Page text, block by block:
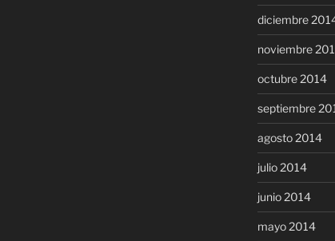
diciembre
noviembre
octubre 2014
septiembre
agosto 2014
julio 2014
junio 2014
mayo 2014